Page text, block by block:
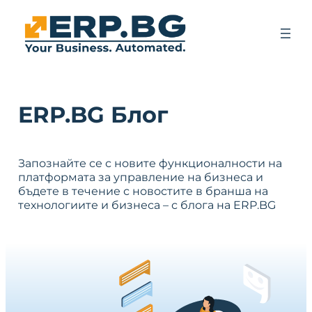
ERP.BG Блог
Запознайте се с новите функционалности на
платформата за управление на бизнеса и
бъдете в течение с новостите в бранша на
технологиите и бизнеса – с блога на ERP.BG